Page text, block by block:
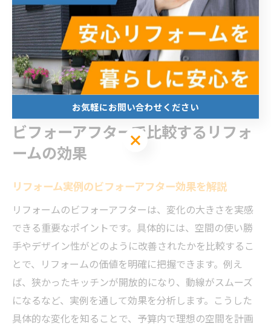
が人気です。また、収納を見せるディスプレイ棚として
活用するなど、インテリアとしての工夫も暮らしの質を
向上させています。こうした実例を参考に、センスと実
用性を兼ね備えた住まいづくりが可能です。
ビフォーアフターで比較するリフォ
ームの効果
リフォーム実例のビフォーアフター効果を解説
リフォームのビフォーアフターは、変化の大きさを実感
できる重要なポイントです。具体的には、空間の使い勝
手やデザイン性がどのように改善されたかを比較するこ
とで、リフォームの価値を明確に把握できます。例え
ば、狭かったキッチンが開放的になり、動線がスムーズ
になるなど、実例を通して効果を分析します。こうした
具体的な変化を知ることで、予算内で理想の空間を計画
お気軽にお問い合わせください
お気軽にお問い合わせください